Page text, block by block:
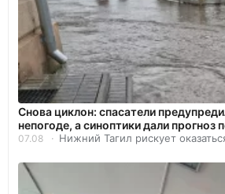
Снова циклон: спасатели
непогоде, а синоптики дали прогноз
07.08 Нижний Тагил рискует